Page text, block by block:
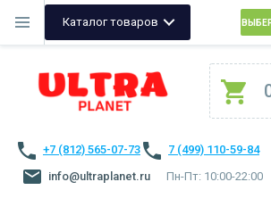
Каталог товаров
+7 (812) 565-07-73
7 (499) 110-59-84
info@ultraplanet.ru
Пн-Пт: 10:00-22:00